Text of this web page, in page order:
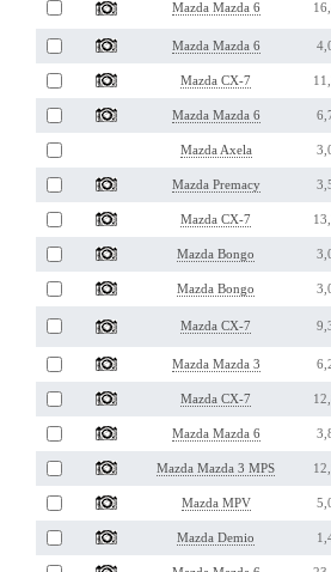
Mazda Mazda 6
Mazda Mazda 6
Mazda CX-7
Mazda Mazda 6
Mazda Axela
Mazda Premacy
Mazda CX-7
Mazda Bongo
Mazda Bongo
Mazda CX-7
Mazda Mazda 3
Mazda CX-7
Mazda Mazda 6
Mazda Mazda 3 MPS
Mazda MPV
Mazda Demio